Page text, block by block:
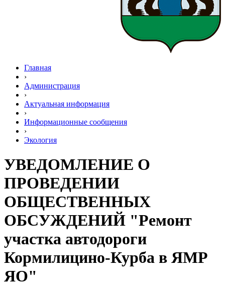
Главная
›
Администрация
›
Актуальная информация
›
Информационные сообщения
›
Экология
УВЕДОМЛЕНИЕ О
ПРОВЕДЕНИИ
ОБЩЕСТВЕННЫХ
ОБСУЖДЕНИЙ "Ремонт
участка автодороги
Кормилицино-Курба в ЯМР
ЯО"